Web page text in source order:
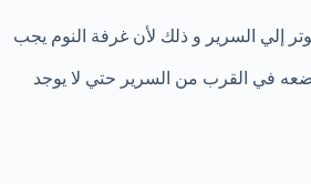
إلي السرير و ذلك لأن غرفة النوم يجب
في القرب من السرير حتي لا يوجد